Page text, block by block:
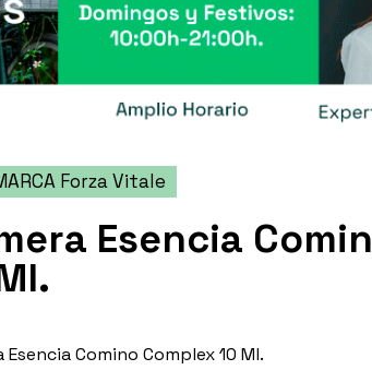
Forza Vitale
Esencia
Esencia Comino Complex 10 Ml.